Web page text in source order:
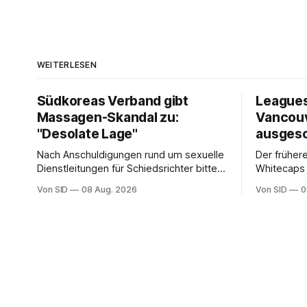
WEITERLESEN
Südkoreas Verband gibt
Massagen-Skandal zu:
"Desolate Lage"
Nach Anschuldigungen rund um sexuelle
Dienstleitungen für Schiedsrichter bittet
Entschuldigung.
Von SID 08 Aug. 2026
Der
Aus
Von SID